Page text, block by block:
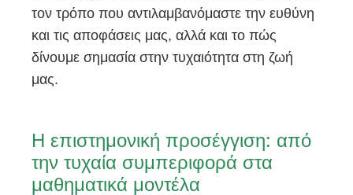
τον τρόπο που αντιλαμβανόμαστε την ευθύνη
και τις αποφάσεις μας, αλλά και το πώς
δίνουμε σημασία στην τυχαιότητα στη ζωή
μας.
Η επιστημονική προσέγγιση: από
την τυχαία συμπεριφορά στα
μαθηματικά μοντέλα